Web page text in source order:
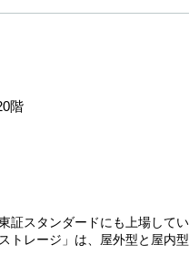
階
証スタンダードにも上場して
レージ」は、屋外型と屋内